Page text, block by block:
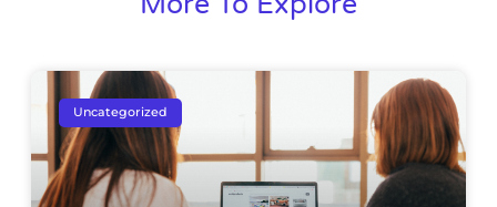
Uncategorized